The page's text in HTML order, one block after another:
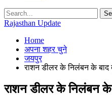
Rajasthan Update
Home
अपना शहर चुने
जयपुर
राशन डीलर के निलंबन के बाद
राशन डीलर के निलंबन के